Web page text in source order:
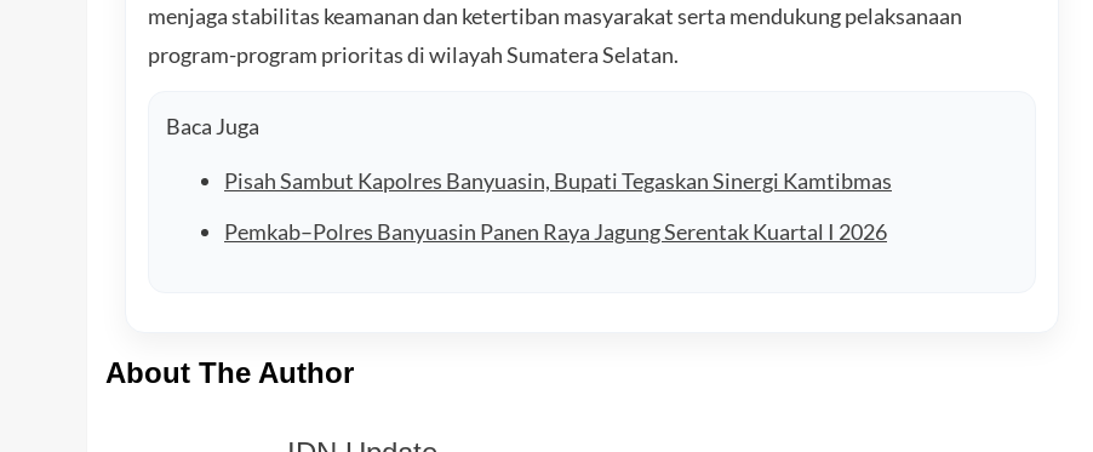
menjaga stabilitas keamanan dan ketertiban masyarakat serta mendukung pelaksanaan
program-program prioritas di wilayah Sumatera Selatan.
Baca Juga
Pisah Sambut Kapolres Banyuasin, Bupati Tegaskan Sinergi Kamtibmas
Pemkab–Polres Banyuasin Panen Raya Jagung Serentak Kuartal I 2026
About The Author